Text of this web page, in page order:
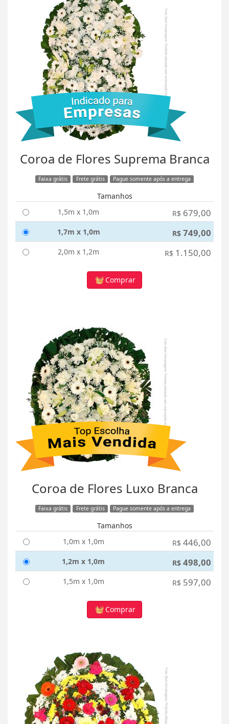
Coroa de Flores Suprema Branca
Faixa grátis Frete grátis Pague somente após a entrega
Tamanhos
1,5m x 1,0m
R$ 679,00
1,7m x 1,0m R$ 749,00
2,0m x 1,2m R$ 1.150,00
Comprar
Coroa de Flores Luxo Branca
Faixa grátis Frete grátis Pague somente após a entrega
Tamanhos
1,0m x 1,0m
R$ 446,00
1,2m x 1,0m R$ 498,00
1,5m x 1,0m R$ 597,00
Comprar